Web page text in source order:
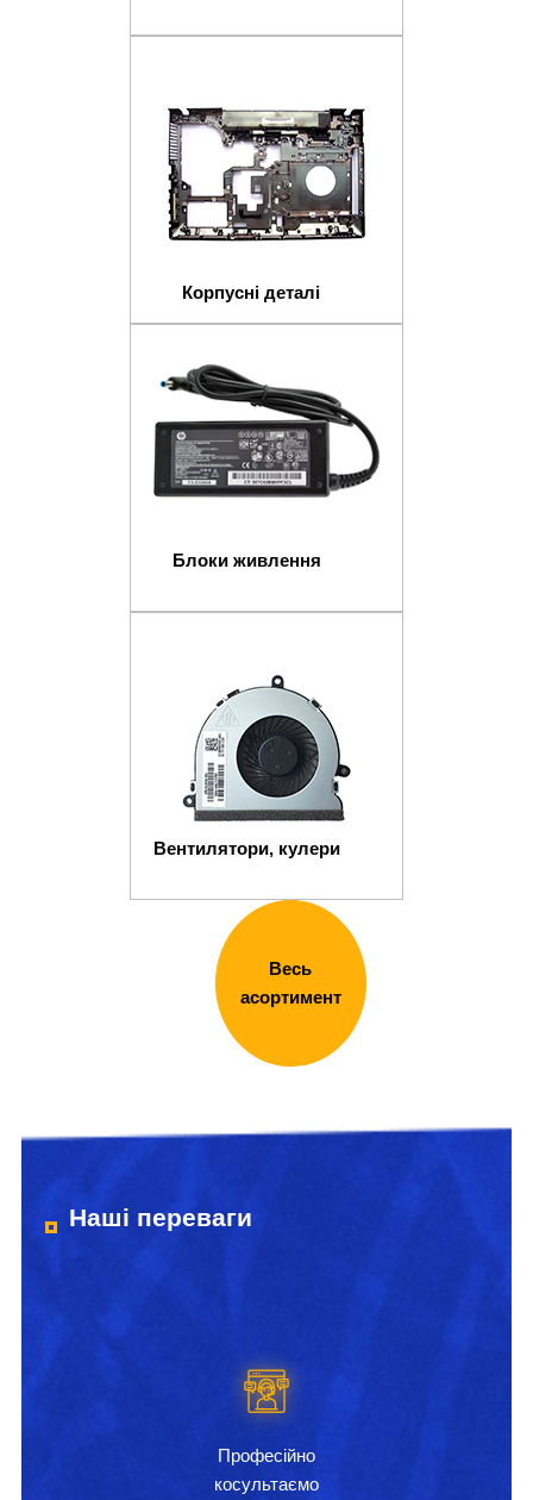
Корпусні деталі
Блоки живлення
Вентилятори, кулери
Весь
асортимент
Наші переваги
Професійно
косультаємо